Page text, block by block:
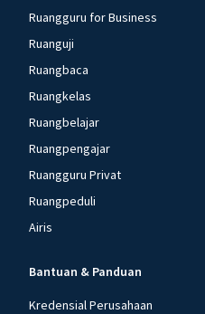
Ruangguru for Business
Ruanguji
Ruangbaca
Ruangkelas
Ruangbelajar
Ruangpengajar
Ruangguru Privat
Ruangpeduli
Airis
Bantuan & Panduan
Kredensial Perusahaan